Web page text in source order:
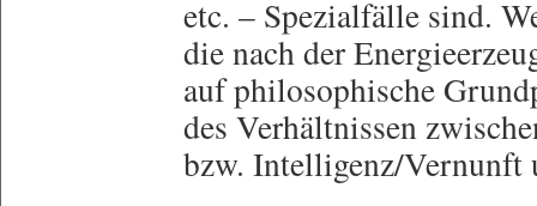
etc. – Spezialfälle sind.
die nach der
auf philosophische
des Verhältnissen
bzw. Intelligenz/Vernunft